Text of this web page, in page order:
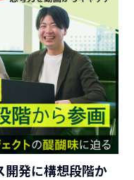
開発に構想段階か